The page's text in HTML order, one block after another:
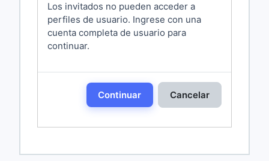
Los invitados no pueden acceder a
perfiles de usuario. Ingrese con una
cuenta completa de usuario para
continuar.
Continuar Cancelar